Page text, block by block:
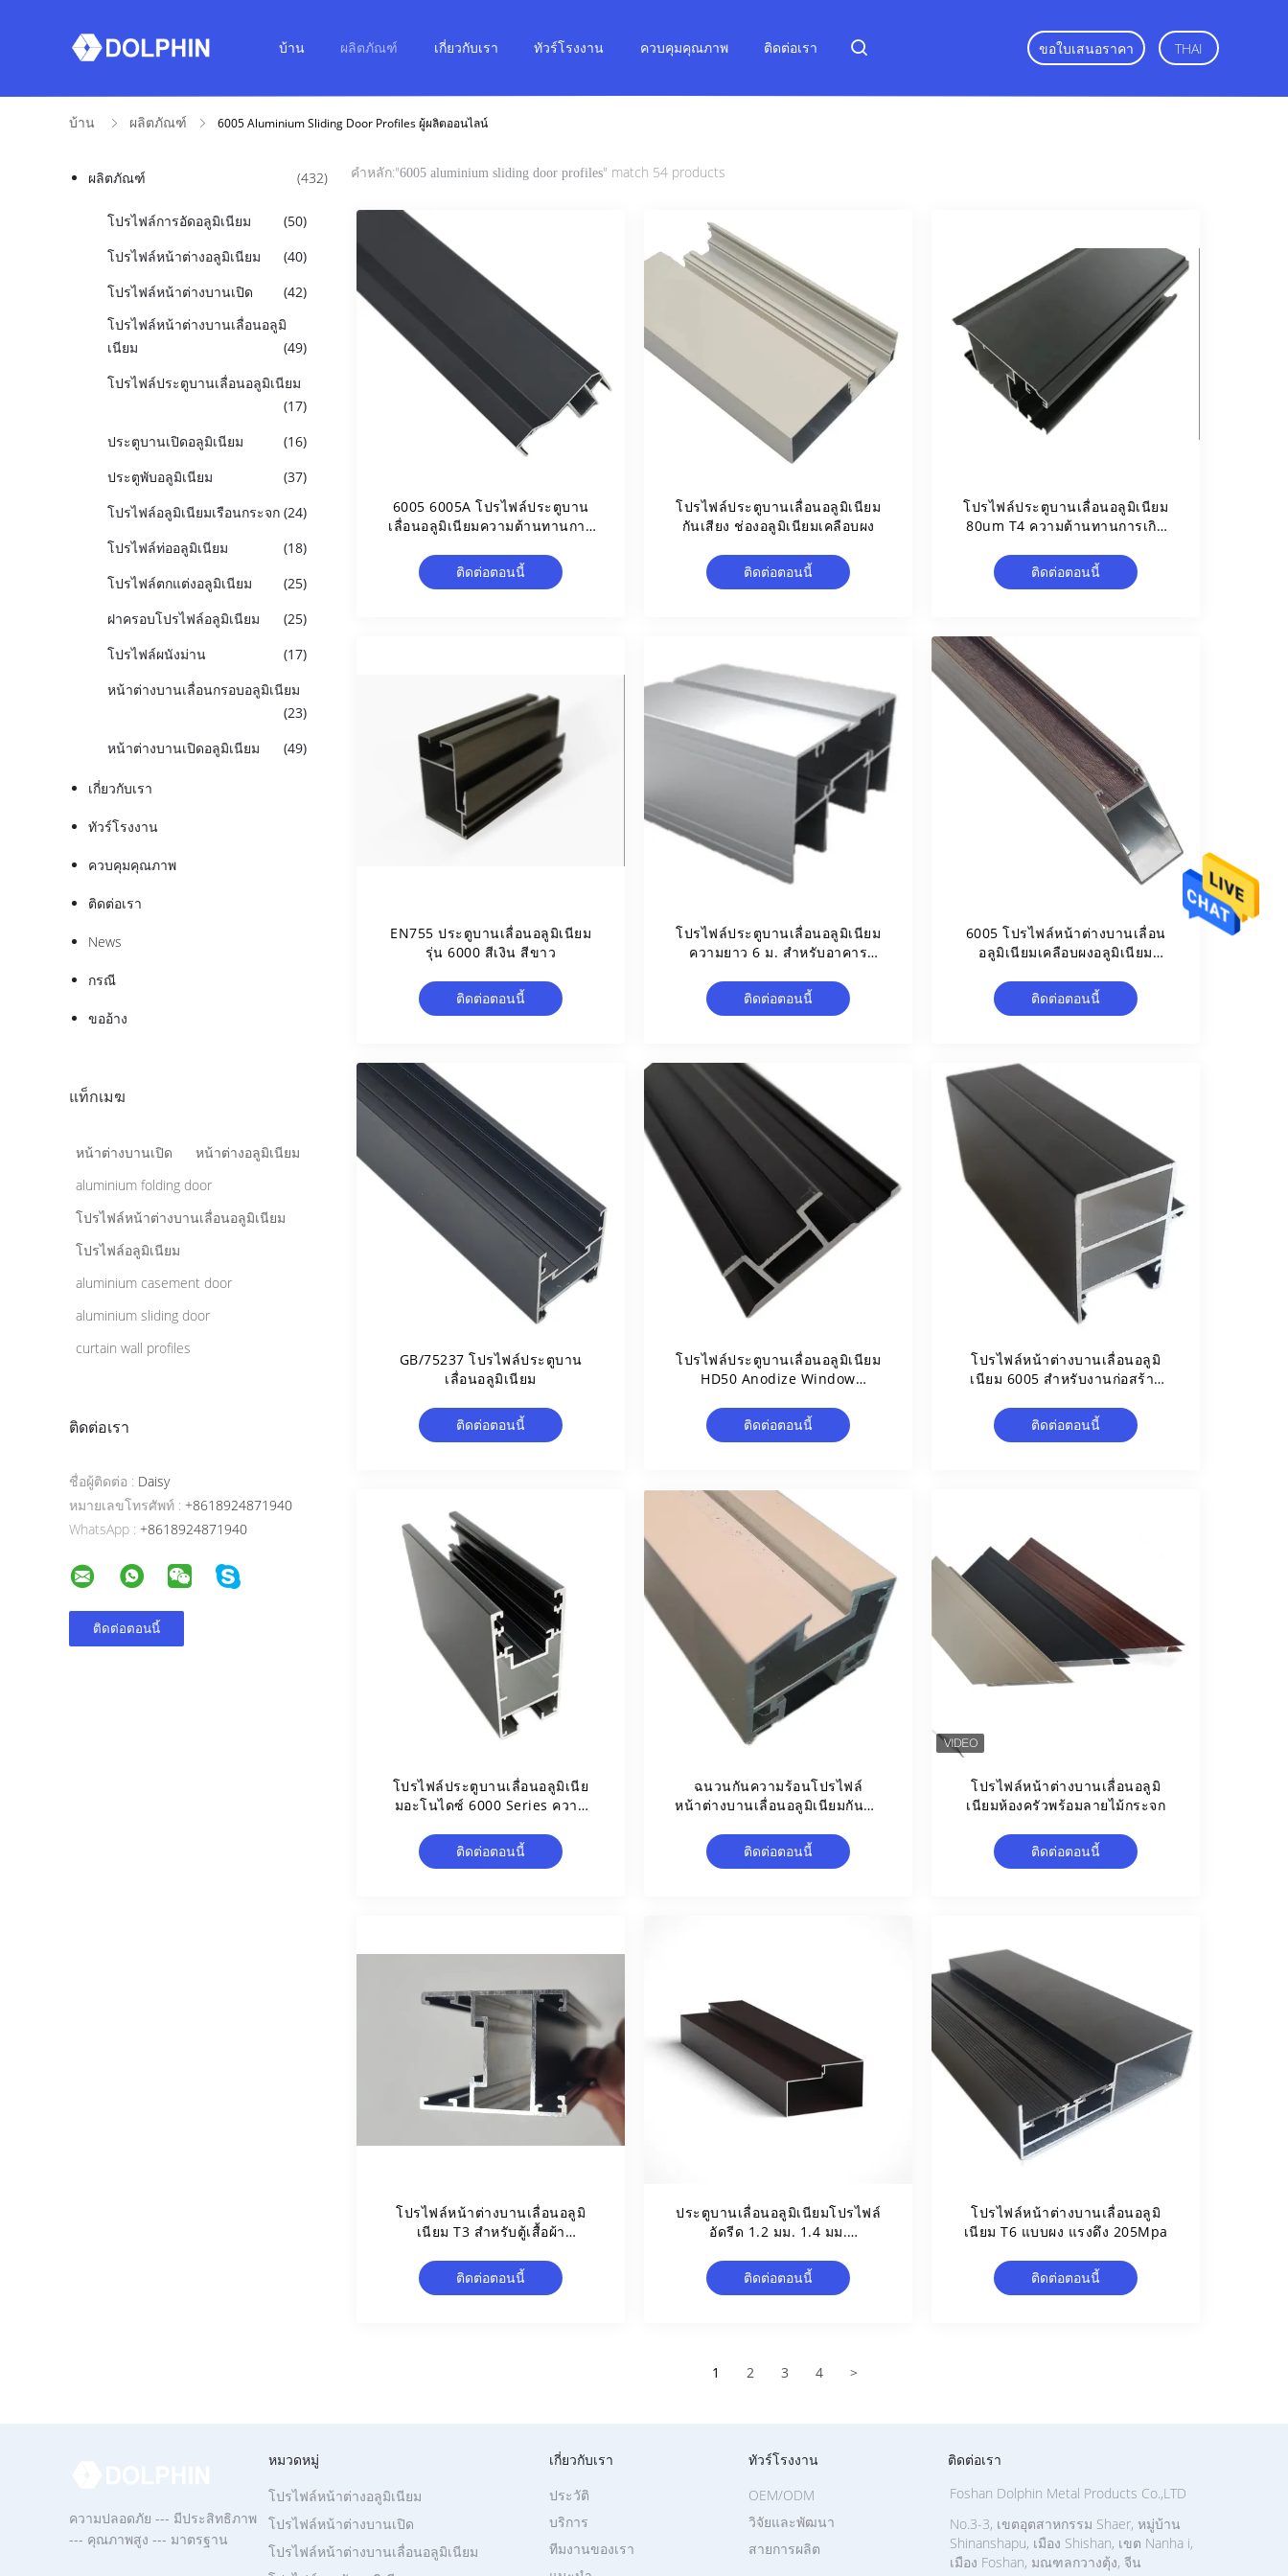
บ้าน ผลิตภัณฑ์ เกี่ยวกับเรา ทัวร์โรงงาน ควบคุมคุณภาพ ติดต่อเรา ขอใบเสนอราคา THAI
บ้าน ผลิตภัณฑ์ 6005 Aluminium Sliding Door Profiles ผู้ผลิตออนไลน์
ผลิตภัณฑ์ (432)
โปรไฟล์การอัดอลูมิเนียม
(50)
โปรไฟล์หน้าต่างอลูมิเนียม
(40)
โปรไฟล์หน้าต่างบานเปิด
(42)
โปรไฟล์หน้าต่างบานเลื่อนอลูมิ
เนียม
(49)
โปรไฟล์ประตูบานเลื่อนอลูมิเนียม
(17)
ประตูบานเปิดอลูมิเนียม
(16)
ประตูพับอลูมิเนียม
(37)
โปรไฟล์อลูมิเนียมเรือนกระจก (24)
โปรไฟล์ท่ออลูมิเนียม
(18)
โปรไฟล์ตกแต่งอลูมิเนียม
(25)
ฝาครอบโปรไฟล์อลูมิเนียม
(25)
โปรไฟล์ผนังม่าน
(17)
หน้าต่างบานเลื่อนกรอบอลูมิเนียม
(23)
หน้าต่างบานเปิดอลูมิเนียม
(49)
เกี่ยวกับเรา
ทัวร์โรงงาน
ควบคุมคุณภาพ
ติดต่อเรา
News
กรณี
ขออ้าง
แท็กเมฆ
หน้าต่างบานเปิด
หน้าต่างอลูมิเนียม
aluminium folding door
โปรไฟล์หน้าต่างบานเลื่อนอลูมิเนียม
โปรไฟล์อลูมิเนียม
aluminium casement door
aluminium sliding door
curtain wall profiles
ติดต่อเรา
ชื่อผู้ติดต่อ : Daisy
หมายเลขโทรศัพท์ : +8618924871940
WhatsApp : +8618924871940
คำหลัก:"6005 aluminium sliding door profiles" match 54 products
6005 6005A โปรไฟล์ประตูบาน
เลื่อนอลูมิเนียมความต้านทานการ
ติดต่อตอนนี้
โปรไฟล์ประตูบานเลื่อนอลูมิเนียม
กันเสียง ช่องอลูมิเนียมเคลือบผง
ติดต่อตอนนี้
โปรไฟล์ประตูบานเลื่อนอลูมิเนียม
80um T4 ความต้านทานการเกิด
ติดต่อตอนนี้
EN755 ประตูบานเลื่อนอลูมิเนียม
รุ่น 6000 สีเงิน สีขาว
ติดต่อตอนนี้
โปรไฟล์ประตูบานเลื่อนอลูมิเนียม
ความยาว 6 ม. สำหรับอาคาร
ติดต่อตอนนี้
6005 โปรไฟล์หน้าต่างบานเลื่อน
อลูมิเนียมเคลือบผงอลูมิเนียม
ติดต่อตอนนี้
GB/75237 โปรไฟล์ประตูบาน
เลื่อนอลูมิเนียม
ติดต่อตอนนี้
โปรไฟล์ประตูบานเลื่อนอลูมิเนียม
HD50 Anodize Window
ติดต่อตอนนี้
โปรไฟล์หน้าต่างบานเลื่อนอลูมิ
เนียม 6005 สำหรับงานก่อสร้าง
ติดต่อตอนนี้
โปรไฟล์ประตูบานเลื่อนอลูมิเนีย
มอะโนไดซ์ 6000 Series ความ
ติดต่อตอนนี้
ฉนวนกันความร้อนโปรไฟล์
หน้าต่างบานเลื่อนอลูมิเนียมกันน้ำ
ติดต่อตอนนี้
โปรไฟล์หน้าต่างบานเลื่อนอลูมิ
เนียมห้องครัวพร้อมลายไม้กระจก
ติดต่อตอนนี้
โปรไฟล์หน้าต่างบานเลื่อนอลูมิ
เนียม T3 สำหรับตู้เสื้อผ้า
ติดต่อตอนนี้
ประตูบานเลื่อนอลูมิเนียมโปรไฟล์
อัดรีด 1.2 มม. 1.4 มม.
ติดต่อตอนนี้
โปรไฟล์หน้าต่างบานเลื่อนอลูมิ
เนียม T6 แบบผง แรงดึง 205Mpa
ติดต่อตอนนี้
1 2 3 4 >
ความปลอดภัย --- มีประสิทธิภาพ
--- คุณภาพสูง --- มาตรฐาน
หมวดหมู่
โปรไฟล์หน้าต่างอลูมิเนียม
โปรไฟล์หน้าต่างบานเปิด
โปรไฟล์หน้าต่างบานเลื่อนอลูมิเนียม
เกี่ยวกับเรา
ประวัติ
บริการ
ทีมงานของเรา
ทัวร์โรงงาน
สายการผลิต
OEM/ODM
วิจัยและพัฒนา
ติดต่อเรา
Foshan Dolphin Metal Products Co.,LTD
No.3-3, เขตอุตสาหกรรม Shaer, หมู่บ้าน
Shinanshapu, เมือง Shishan, เขต Nanha i,
เมือง Foshan, มณฑลกวางตุ้ง, จีน